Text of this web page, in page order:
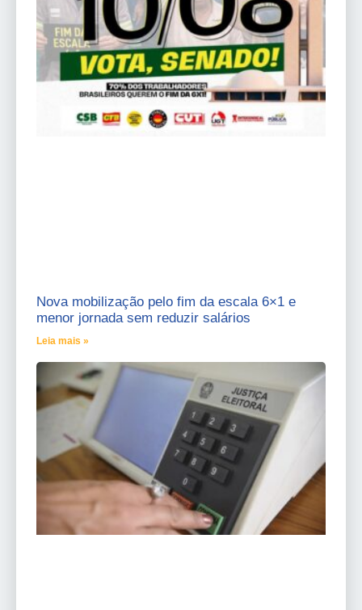
Nova mobilização pelo fim da escala 6×1 e
menor jornada sem reduzir salários
Leia mais »